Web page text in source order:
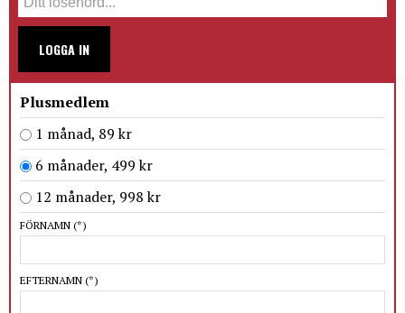
LOGGA IN
Plusmedlem
1 månad, 89 kr
6 månader, 499 kr
12 månader, 998 kr
FÖRNAMN (*)
EFTERNAMN (*)